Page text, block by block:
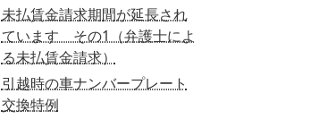
未払賃金請求期間が延長され
ています その1（弁護士によ
る未払賃金請求）
引越時の車ナンバープレート
交換特例